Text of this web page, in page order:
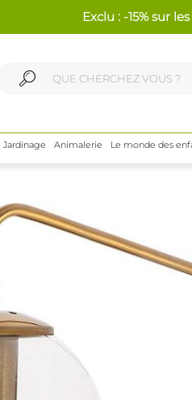
Exclu : -15% sur
Jardinage Animalerie Le monde des